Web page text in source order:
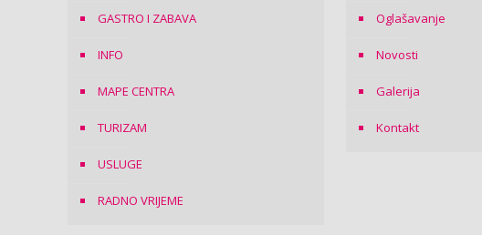
GASTRO I ZABAVA
INFO
MAPE CENTRA
TURIZAM
USLUGE
RADNO VRIJEME
Oglašavanje
Novosti
Galerija
Kontakt